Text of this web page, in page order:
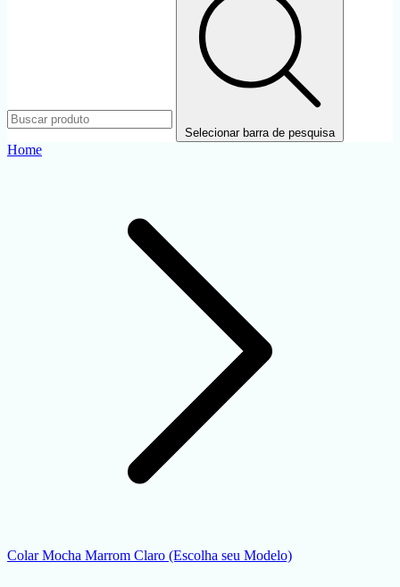
Selecionar barra de pesquisa
Home
Colar Mocha Marrom Claro (Escolha seu Modelo)